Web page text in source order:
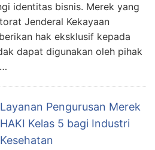
identitas bisnis. Merek yang
Jenderal Kekayaan
hak eksklusif kepada
dapat digunakan oleh pihak
Layanan Pengurusan Merek
HAKI Kelas 5 bagi Industri
Kesehatan